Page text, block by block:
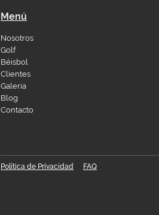
Menú
Nosotros
Golf
Béisbol
Clientes
Galeria
Blog
Contacto
Política de Privacidad FAQ